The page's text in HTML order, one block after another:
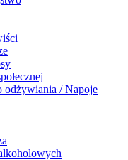
odżywiania / Napoje